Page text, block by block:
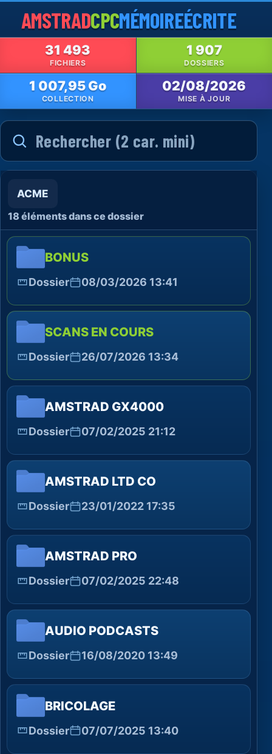
AMSTRADCPCMÉMOIREÉCRITE
31 493
FICHIERS
1 907
DOSSIERS
1 007,95 Go
COLLECTION
02/08/2026
MISE À JOUR
ACME
18 éléments dans ce dossier
BONUS
Dossier 08/03/2026 13:41
SCANS EN COURS
Dossier 26/07/2026 13:34
AMSTRAD GX4000
Dossier 07/02/2025 21:12
AMSTRAD LTD CO
Dossier 23/01/2022 17:35
AMSTRAD PRO
Dossier 07/02/2025 22:48
AUDIO PODCASTS
Dossier 16/08/2020 13:49
BRICOLAGE
Dossier 07/07/2025 13:40